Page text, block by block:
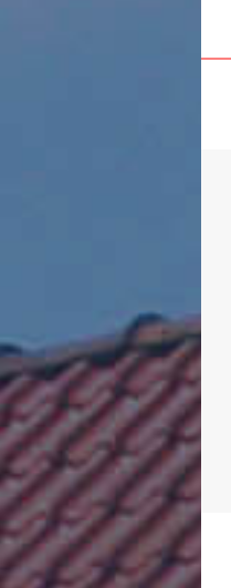
COUVREUR 62